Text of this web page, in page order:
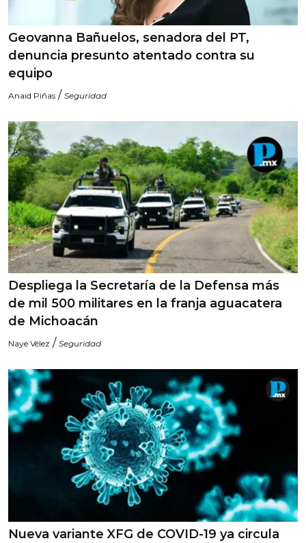
Geovanna Bañuelos, senadora del PT,
denuncia presunto atentado contra su
equipo
Anaid Piñas / Seguridad
Despliega la Secretaría de la Defensa más
de mil 500 militares en la franja aguacatera
de Michoacán
Naye Vélez / Seguridad
Nueva variante XFG de COVID-19 ya circula